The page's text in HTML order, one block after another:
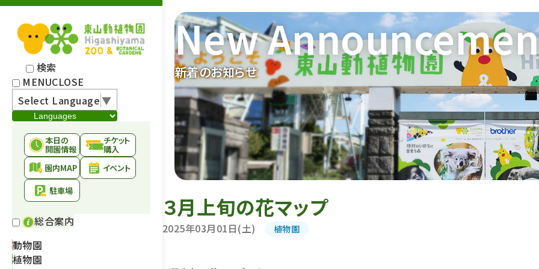
検索
MENUCLOSE
Select Language▼
本日の
開園情報
チケット
購入
園内MAP
イベント
駐車場
総合案内
動物園
植物園
新着のお知らせ
New
３月上旬の花マップ
2025年03月01日(土) 植物園